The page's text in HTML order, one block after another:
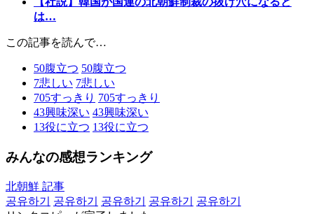
は…
この記事を読んで…
50腹立つ 50腹立つ
7悲しい 7悲しい
705すっきり 705すっきり
43興味深い 43興味深い
13役に立つ 13役に立つ
みんなの感想ランキング
北朝鮮 記事
공유하기
공유하기 공유하기 공유하기
공유하기